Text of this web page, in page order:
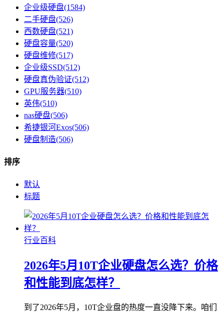
企业级硬盘(1584)
二手硬盘(526)
西数硬盘(521)
硬盘容量(520)
硬盘维修(517)
企业级SSD(512)
硬盘真伪验证(512)
GPU服务器(510)
英伟(510)
nas硬盘(506)
希捷银河Exos(506)
硬盘制造(506)
排序
默认
标题
行业百科
2026年5月10T企业硬盘怎么选？价格
和性能到底怎样？
到了2026年5月，10T企业盘的热度一直没降下来。咱们